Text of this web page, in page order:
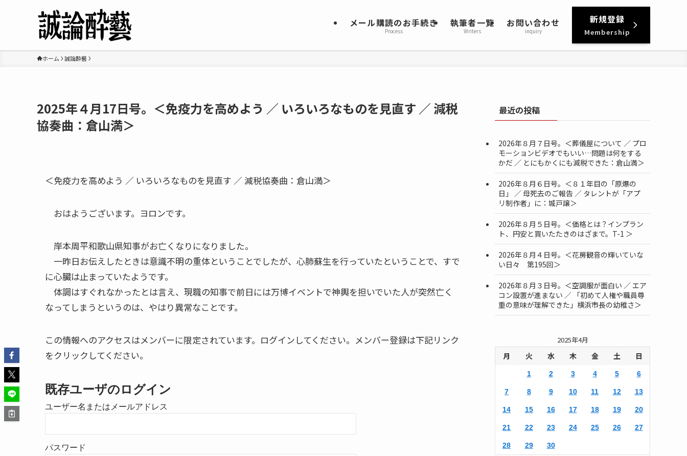
メール購読のお手続き
Process
執筆者一覧
Writers
お問い合わせ
inquiry
新規登録
Membership
ホーム 誠論酔藝
2025年４月17日号。＜免疫力を高めよう ／ いろいろなものを見直す ／ 減税
協奏曲：倉山満＞
＜免疫力を高めよう ／ いろいろなものを見直す ／ 減税協奏曲：倉山満＞
おはようございます。ヨロンです。
岸本周平和歌山県知事がお亡くなりになりました。
一昨日お伝えしたときは意識不明の重体ということでしたが、心肺蘇生を行っていたということで、すで
に心臓は止まっていたようです。
体調はすぐれなかったとは言え、現職の知事で前日には万博イベントで神輿を担いでいた人が突然亡く
なってしまうというのは、やはり異常なことです。
この情報へのアクセスはメンバーに限定されています。ログインしてください。メンバー登録は下記リンク
をクリックしてください。
既存ユーザのログイン
ユーザー名またはメールアドレス
パスワード
最近の投稿
2026年８月７日号。＜葬儀屋について ／ プロ
モーションビデオでもいい…問題は何をする
かだ ／ とにもかくにも減税できた：倉山満＞
2026年８月６日号。＜８１年目の「原爆の
日」 ／ 母死去のご報告 ／ タレントが「アプ
リ制作者」に：城戸譲＞
2026年８月５日号。＜価格とは？インプラン
ト、円安と買いたたきのはざまで。T-1 ＞
2026年８月４日号。＜花房観音の輝いていな
い日々 第195回＞
2026年８月３日号。＜空調服が面白い ／ エア
コン設置が進まない ／ 「初めて人権や職員尊
重の意味が理解できた」横浜市長の幼稚さ＞
2025年4月
月 火 水 木 金 土 日
1 2 3 4 5 6
7 8 9 10 11 12 13
14 15 16 17 18 19 20
21 22 23 24 25 26 27
28 29 30